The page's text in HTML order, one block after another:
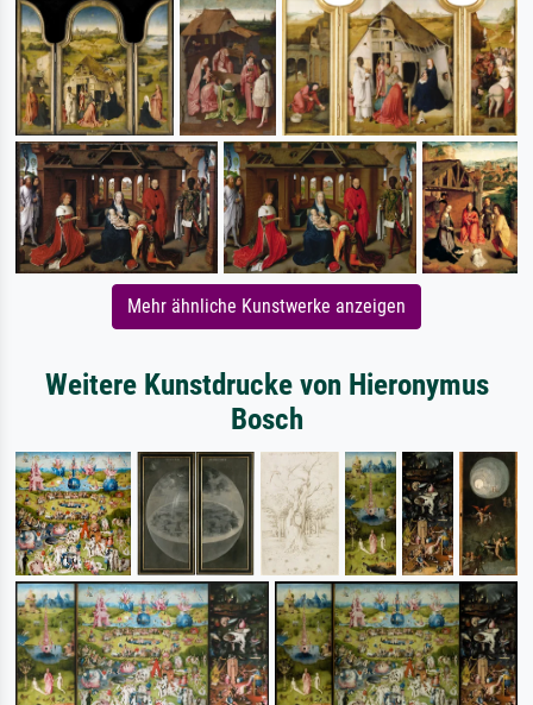
Mehr ähnliche Kunstwerke anzeigen
Weitere Kunstdrucke von Hieronymus
Bosch